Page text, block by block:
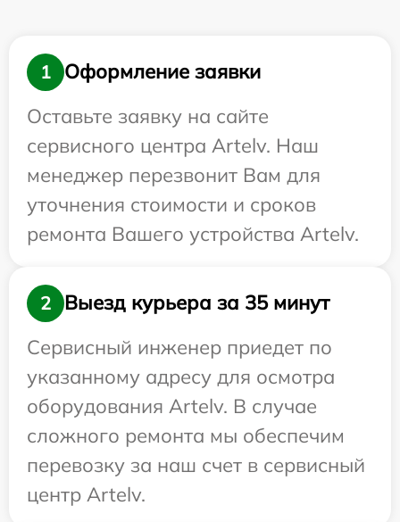
1
Оформление заявки
Оставьте заявку на сайте
сервисного центра Artelv. Наш
менеджер перезвонит Вам для
уточнения стоимости и сроков
ремонта Вашего устройства Artelv.
2
Выезд курьера за 35 минут
Сервисный инженер приедет по
указанному адресу для осмотра
оборудования Artelv. В случае
сложного ремонта мы обеспечим
перевозку за наш счет в сервисный
центр Artelv.